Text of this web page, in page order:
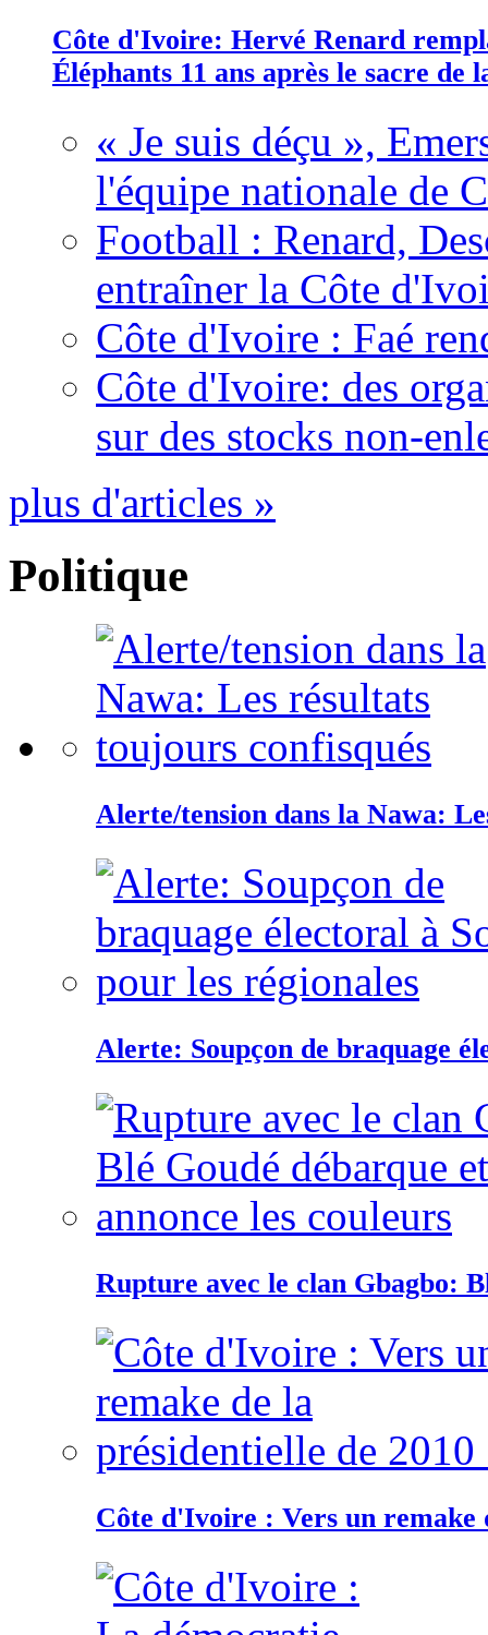
Côte d'Ivoire: Hervé Renard
Éléphants 11 ans après le sacre de
« Je suis déçu »,
l'équipe nationale de
Football : Renard,
entraîner la Côte
Côte d'Ivoire : Faé
Côte d'Ivoire: des
sur des stocks non-
plus d'articles »
Politique
Alerte/tension dans la Nawa:
Alerte: Soupçon de braquage
Rupture avec le clan Gbagbo:
Côte d'Ivoire : Vers un remake